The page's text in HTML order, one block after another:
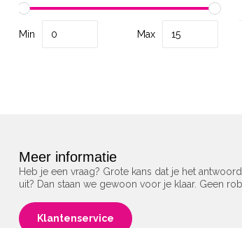
Min Max
Meer informatie
Heb je een vraag? Grote kans dat je het
uit? Dan staan we gewoon voor je klaar. Geen
Klantenservice